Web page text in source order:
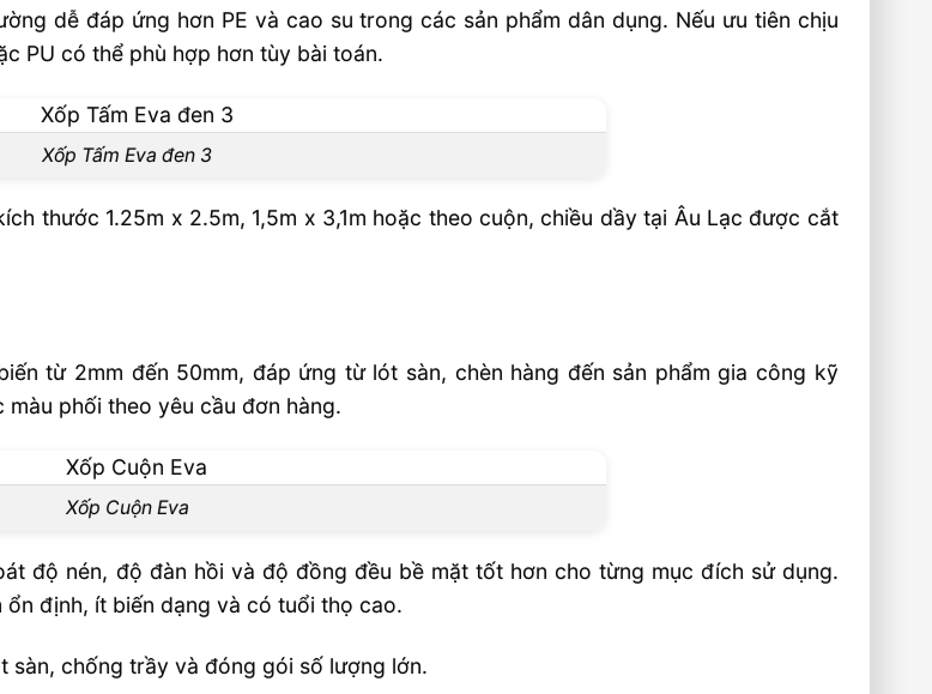
dễ đáp ứng hơn PE và cao su trong các sản phẩm dân dụng. Nếu ưu tiên chịu
PU có thể phù hợp hơn tùy bài toán.
Xốp Tấm Eva đen 3
thước 1.25m x 2.5m, 1,5m x 3,1m hoặc theo cuộn, chiều dầy tại Âu Lạc được cắt
từ 2mm đến 50mm, đáp ứng từ lót sàn, chèn hàng đến sản phẩm gia công kỹ
phối theo yêu cầu đơn hàng.
Xốp Cuộn Eva
độ nén, độ đàn hồi và độ đồng đều bề mặt tốt hơn cho từng mục đích sử dụng.
định, ít biến dạng và có tuổi thọ cao.
sàn, chống trầy và đóng gói số lượng lớn.